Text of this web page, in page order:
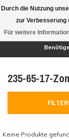
235-65-17-
Keine Produkte
Durch die Nutzung
zur Verbesserung
Für weitere